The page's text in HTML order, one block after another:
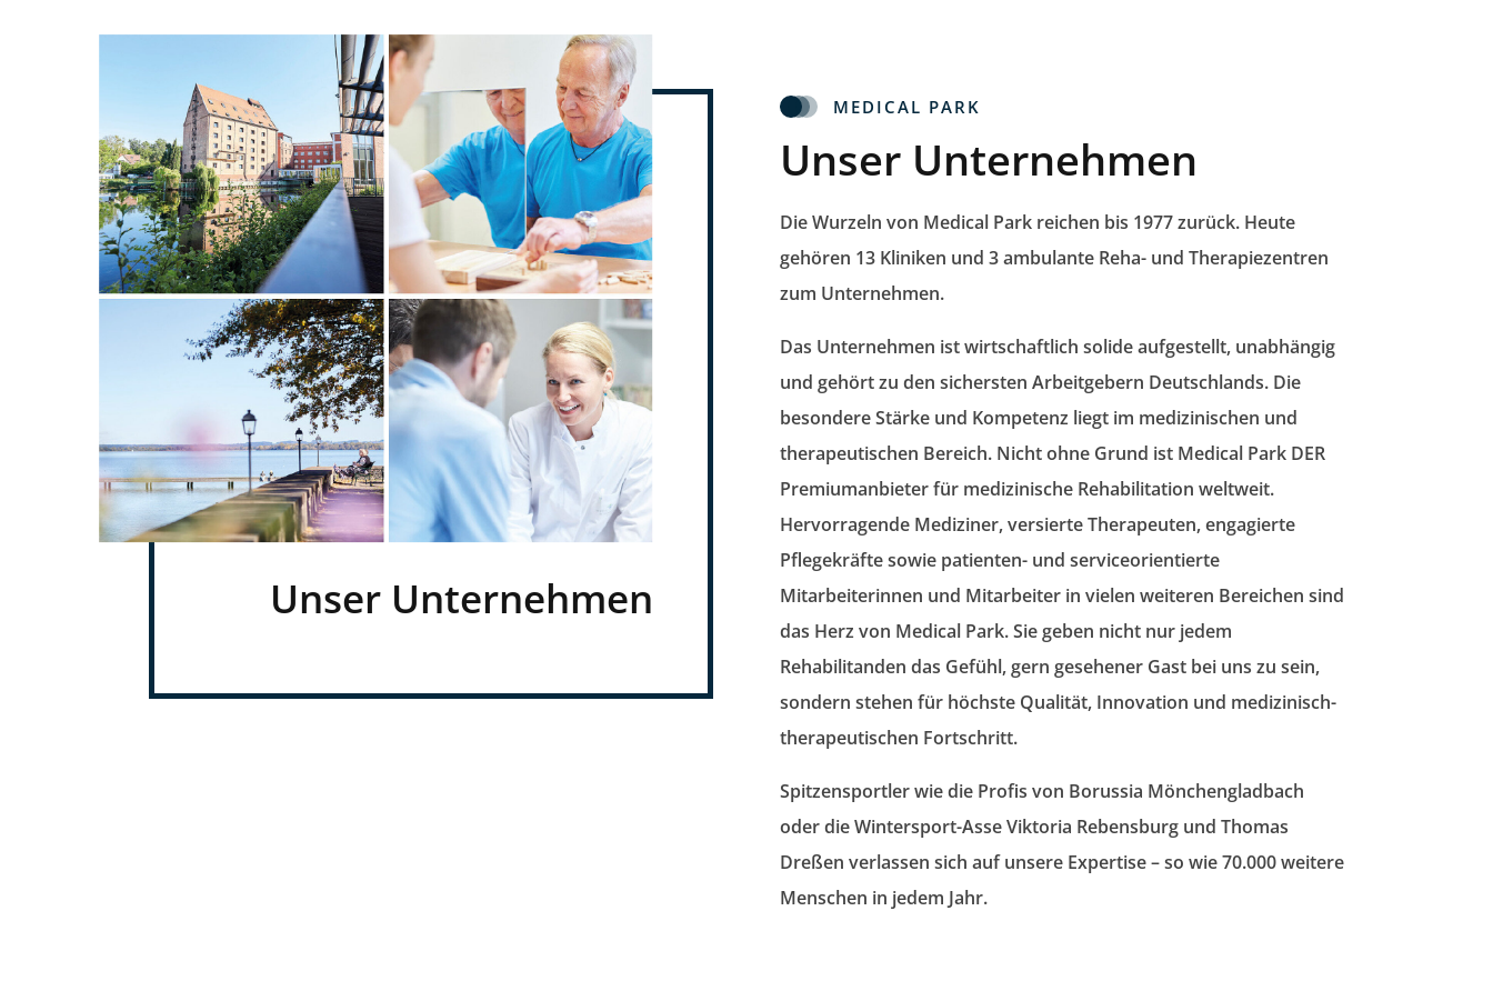
Unser Unternehmen
MEDICAL PARK
Unser Unternehmen
Die Wurzeln von Medical Park reichen bis 1977 zurück. Heute
gehören 13 Kliniken und 3 ambulante Reha- und Therapiezentren
zum Unternehmen.
Das Unternehmen ist wirtschaftlich solide aufgestellt, unabhängig
und gehört zu den sichersten Arbeitgebern Deutschlands. Die
besondere Stärke und Kompetenz liegt im medizinischen und
therapeutischen Bereich. Nicht ohne Grund ist Medical Park DER
Premiumanbieter für medizinische Rehabilitation weltweit.
Hervorragende Mediziner, versierte Therapeuten, engagierte
Pflegekräfte sowie patienten- und serviceorientierte
Mitarbeiterinnen und Mitarbeiter in vielen weiteren Bereichen sind
das Herz von Medical Park. Sie geben nicht nur jedem
Rehabilitanden das Gefühl, gern gesehener Gast bei uns zu sein,
sondern stehen für höchste Qualität, Innovation und medizinisch-
therapeutischen Fortschritt.
Spitzensportler wie die Profis von Borussia Mönchengladbach
oder die Wintersport-Asse Viktoria Rebensburg und Thomas
Dreßen verlassen sich auf unsere Expertise – so wie 70.000 weitere
Menschen in jedem Jahr.